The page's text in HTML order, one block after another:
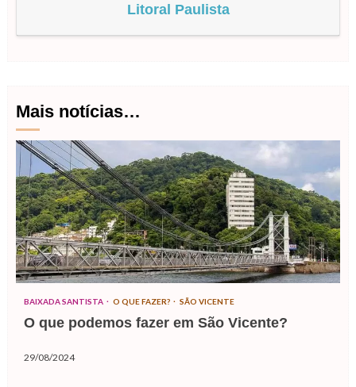
Litoral Paulista
Mais notícias…
BAIXADA SANTISTA O QUE FAZER? SÃO VICENTE
O que podemos fazer em São Vicente?
29/08/2024